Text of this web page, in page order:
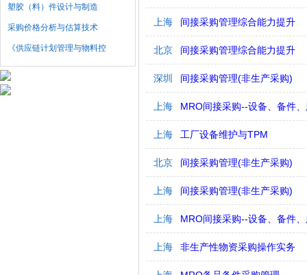
塑胶（料）件设计与制造
采购价格分析与估算技术
《供应链计划管理与物料控
上海 间接采购管理综合能力提升
北京 间接采购管理综合能力提升
深圳 间接采购管理(非生产采购)
上海 MRO间接采购--设备、备件
上海 工厂设备维护与TPM
北京 间接采购管理(非生产采购)
上海 间接采购管理(非生产采购)
上海 MRO间接采购--设备、备件
上海 非生产性物资采购操作实务